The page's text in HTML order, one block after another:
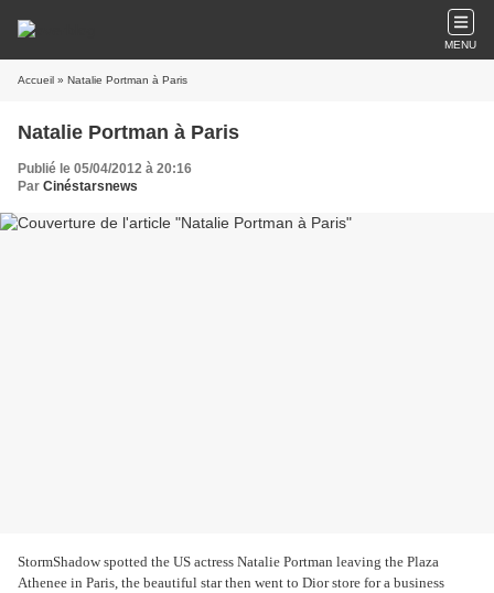
MENU
Accueil » Natalie Portman à Paris
Natalie Portman à Paris
Publié le 05/04/2012 à 20:16
Par Cinéstarsnews
StormShadow spotted the US actress Natalie Portman leaving the Plaza
Athenee in Paris, the beautiful star then went to Dior store for a business